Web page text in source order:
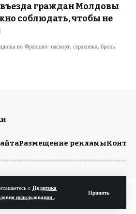
с Политика
использования .
Принять
граждан Молдовы
соблюдать, чтобы не
во Францию: паспорт, страховка, бронь
Размещение рекламы
Все права защищены.